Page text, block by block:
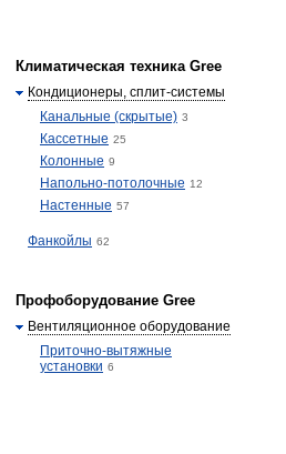
Климатическая техника Gree
Кондиционеры, сплит-системы
Канальные (скрытые) 3
Кассетные 25
Колонные 9
Напольно-потолочные 12
Настенные 57
Фанкойлы 62
Профоборудование Gree
Вентиляционное оборудование
Приточно-вытяжные
установки 6